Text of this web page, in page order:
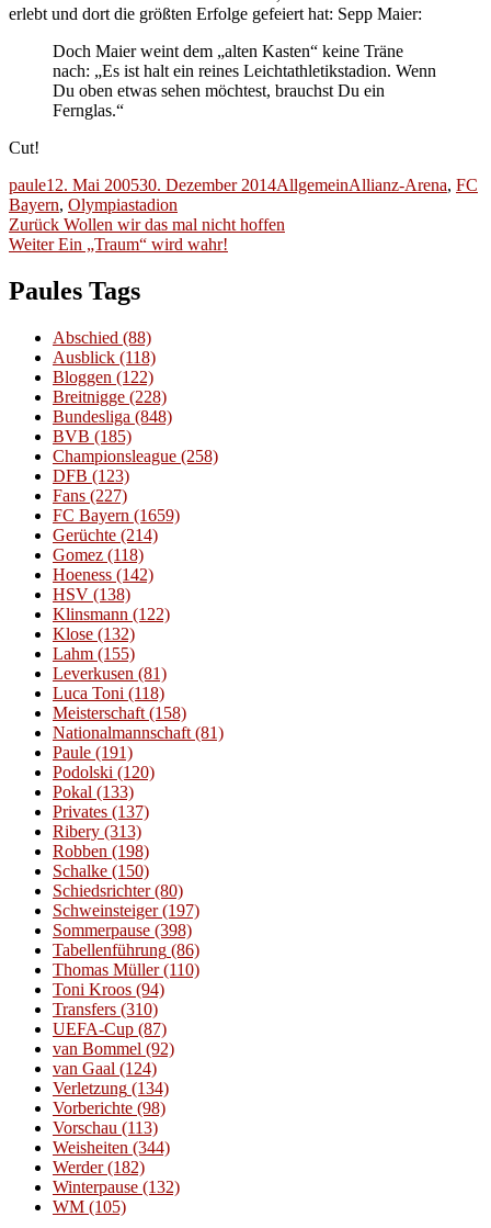
erlebt und dort die größten Erfolge gefeiert hat: Sepp Maier:
Doch Maier weint dem „alten Kasten“ keine Träne
nach: „Es ist halt ein reines Leichtathletikstadion. Wenn
Du oben etwas sehen möchtest, brauchst Du ein
Fernglas.“
Cut!
Autor
pauleVeröffentlicht
am
12. Mai 200530. Dezember 2014Kategorien
AllgemeinSchlagwörter
Allianz-Arena, FC
Bayern, Olympiastadion
Beitragsnavigation
Zurück Vorheriger
Beitrag:
Wollen wir das mal nicht hoffen
Weiter Nächster
Ein „Traum“ wird wahr!
Paules Tags
Abschied (88)
Ausblick (118)
Bloggen (122)
Breitnigge (228)
Bundesliga (848)
BVB (185)
Championsleague (258)
DFB (123)
Fans (227)
FC Bayern (1659)
Gerüchte (214)
Gomez (118)
Hoeness (142)
HSV (138)
Klinsmann (122)
Klose (132)
Lahm (155)
Leverkusen (81)
Luca Toni (118)
Meisterschaft (158)
Nationalmannschaft (81)
Paule (191)
Podolski (120)
Pokal (133)
Privates (137)
Ribery (313)
Robben (198)
Schalke (150)
Schiedsrichter(80)
Schweinsteiger(197)
Sommerpause (398)
Tabellenführung (86)
Thomas Müller(110)
Toni Kroos (94)
Transfers (310)
UEFA-Cup (87)
van Bommel (92)
van Gaal (124)
Verletzung (134)
Vorberichte (98)
Vorschau (113)
Weisheiten (344)
Werder(182)
Winterpause (132)
WM (105)